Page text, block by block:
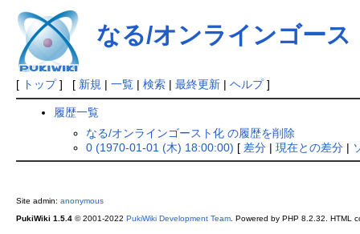
なる/オンラインゴース
[ トップ] [ 新規 | 一覧| 検索| 最終更新| ヘルプ]
履歴一覧
なる/オンラインゴースト化 の履歴を削除
0 (1970-01-01 (木) 18:00:00) [ 差分| 現在との差分|
Site admin: anonymous
PukiWiki 1.5.4© 2001-2022 PukiWiki Development Team. Powered by PHP 8.2.32. HTML